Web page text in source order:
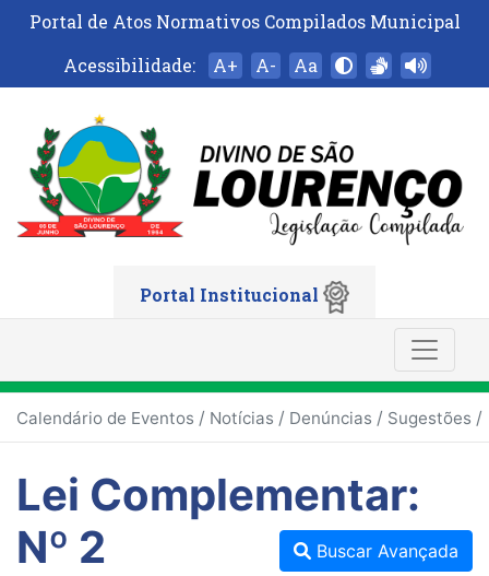
Portal de Atos Normativos Compilados Municipal
Acessibilidade:
A+ A- Aa
Portal Institucional
Calendário de Eventos / Notícias / Denúncias / Sugestões /
Lei Complementar:
Nº 2
Buscar Avançada